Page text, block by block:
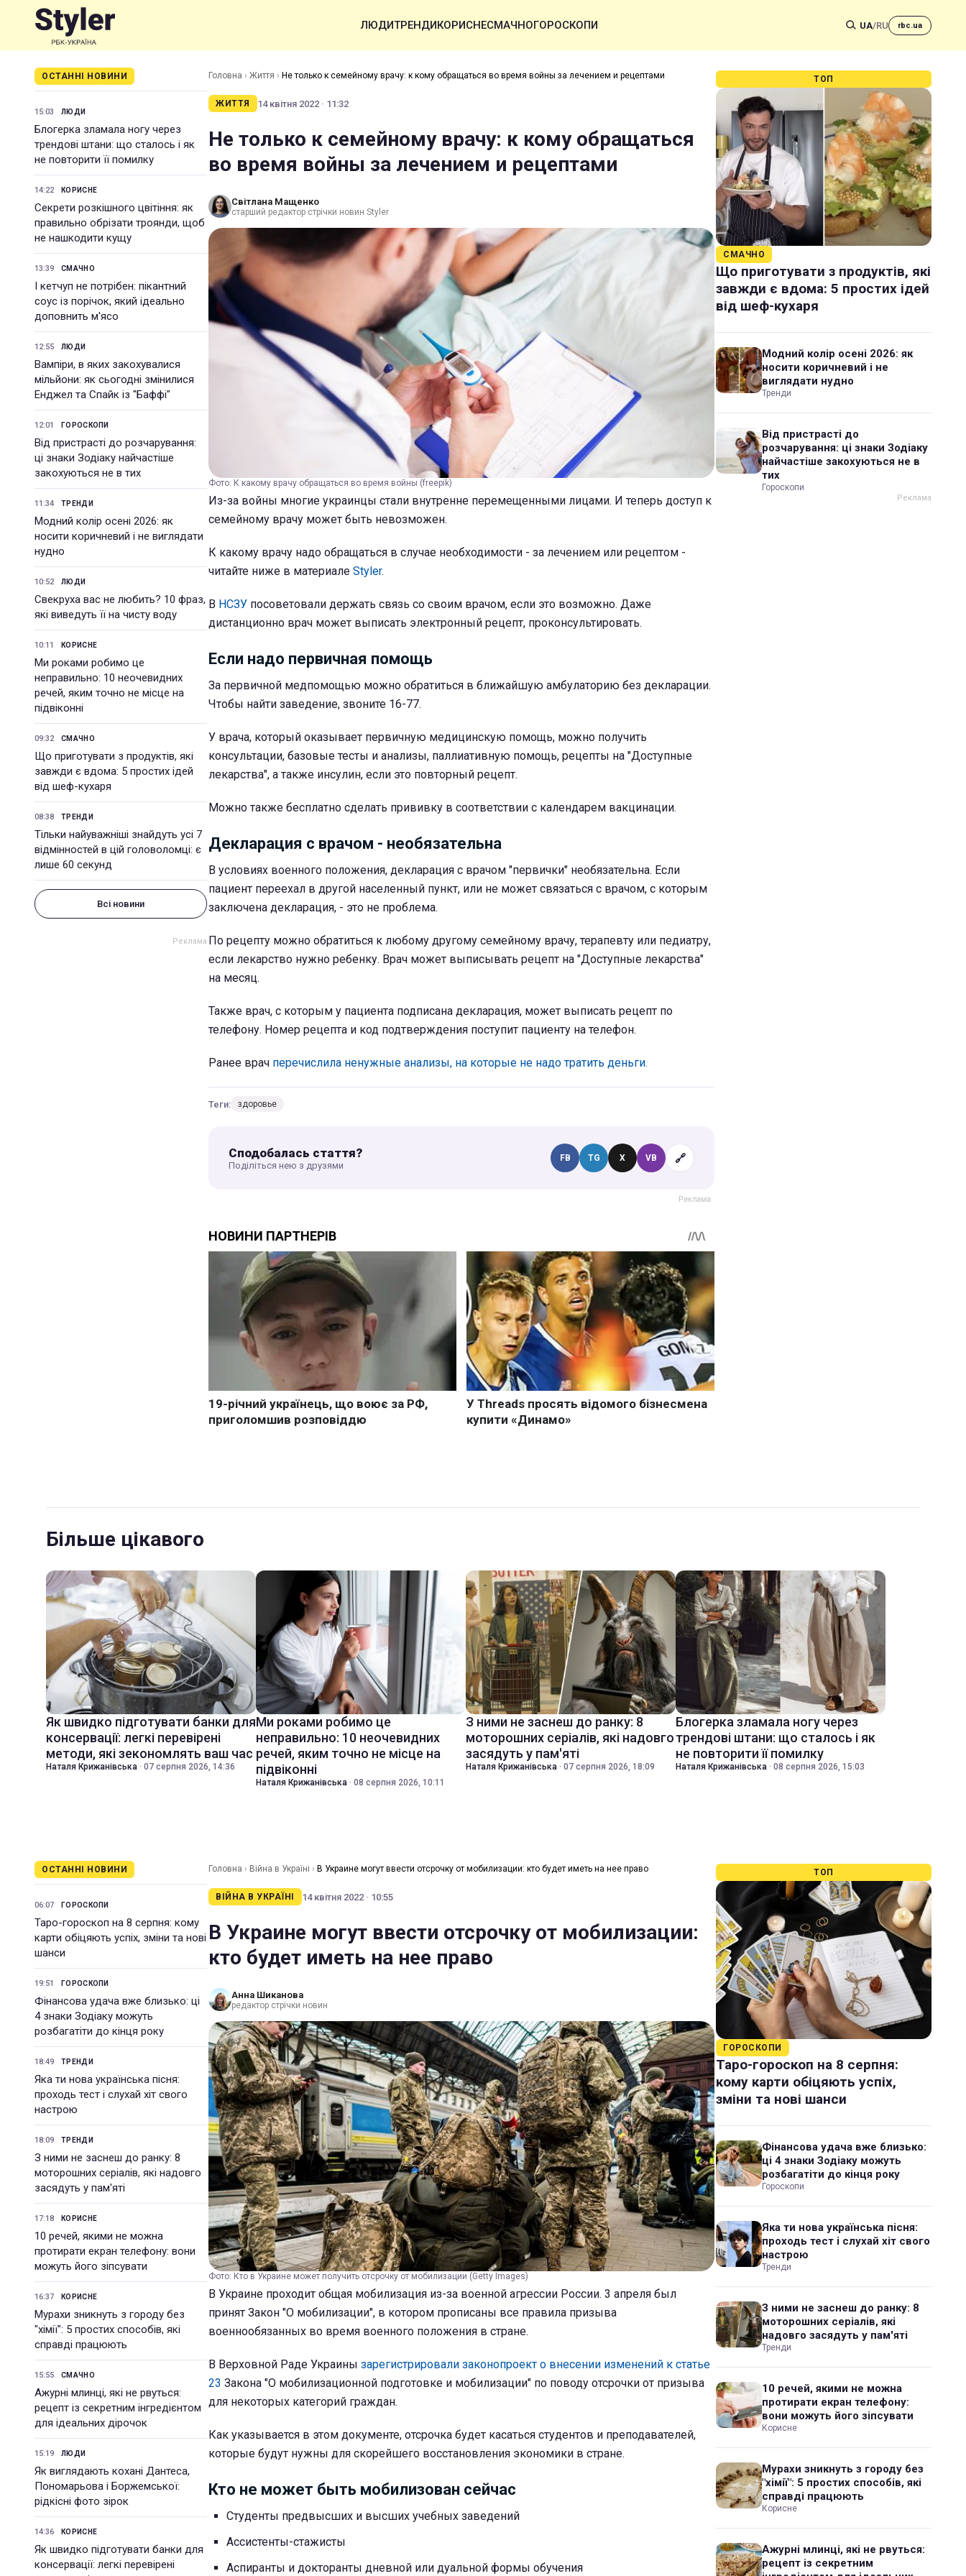
ЛЮДИТРЕНДИКОРИСНЕСМАЧНОГОРОСКОПИ UA/RU rbc.ua
ОСТАННІ НОВИНИ
15:03 ЛЮДИ
Блогерка зламала ногу через
трендові штани: що сталось і як
не повторити її помилку
14:22 КОРИСНЕ
Секрети розкішного цвітіння: як
правильно обрізати троянди, щоб
не нашкодити кущу
13:39 СМАЧНО
І кетчуп не потрібен: пікантний
соус із порічок, який ідеально
доповнить м'ясо
12:55 ЛЮДИ
Вампіри, в яких закохувалися
мільйони: як сьогодні змінилися
Енджел та Спайк із "Баффі"
12:01 ГОРОСКОПИ
Від пристрасті до розчарування:
ці знаки Зодіаку найчастіше
закохуються не в тих
11:34 ТРЕНДИ
Модний колір осені 2026: як
носити коричневий і не виглядати
нудно
10:52 ЛЮДИ
Свекруха вас не любить? 10 фраз,
які виведуть її на чисту воду
10:11 КОРИСНЕ
Ми роками робимо це
неправильно: 10 неочевидних
речей, яким точно не місце на
підвіконні
09:32 СМАЧНО
Що приготувати з продуктів, які
завжди є вдома: 5 простих ідей
від шеф-кухаря
08:38 ТРЕНДИ
Тільки найуважніші знайдуть усі 7
відмінностей в цій головоломці: є
лише 60 секунд
Всі новини
Головна › Життя › Не только к семейному врачу: к кому обращаться во время войны за лечением и рецептами
ЖИТТЯ 14 квітня 2022 · 11:32
Не только к семейному врачу: к кому обращаться
во время войны за лечением и рецептами
Світлана Мащенко
старший редактор стрічки новин Styler
Фото: К какому врачу обращаться во время войны (freepik)
Из-за войны многие украинцы стали внутренне перемещенными лицами. И теперь доступ к
семейному врачу может быть невозможен.
К какому врачу надо обращаться в случае необходимости - за лечением или рецептом -
читайте ниже в материале Styler.
В НСЗУ посоветовали держать связь со своим врачом, если это возможно. Даже
дистанционно врач может выписать электронный рецепт, проконсультировать.
Если надо первичная помощь
За первичной медпомощью можно обратиться в ближайшую амбулаторию без декларации.
Чтобы найти заведение, звоните 16-77.
У врача, который оказывает первичную медицинскую помощь, можно получить
консультации, базовые тесты и анализы, паллиативную помощь, рецепты на "Доступные
лекарства", а также инсулин, если это повторный рецепт.
Можно также бесплатно сделать прививку в соответствии с календарем вакцинации.
Декларация с врачом - необязательна
В условиях военного положения, декларация с врачом "первички" необязательна. Если
пациент переехал в другой населенный пункт, или не может связаться с врачом, с которым
заключена декларация, - это не проблема.
По рецепту можно обратиться к любому другому семейному врачу, терапевту или педиатру,
если лекарство нужно ребенку. Врач может выписывать рецепт на "Доступные лекарства"
на месяц.
Также врач, с которым у пациента подписана декларация, может выписать рецепт по
телефону. Номер рецепта и код подтверждения поступит пациенту на телефон.
Ранее врач перечислила ненужные анализы, на которые не надо тратить деньги.
Теги: здоровье
Сподобалась стаття?
Поділіться нею з друзями
FB TG X VB 🔗
ТОП
СМАЧНО
Що приготувати з продуктів, які
завжди є вдома: 5 простих ідей
від шеф-кухаря
Модний колір осені 2026: як
носити коричневий і не
виглядати нудно
Тренди
Від пристрасті до
розчарування: ці знаки Зодіаку
найчастіше закохуються не в
тих
Гороскопи
Більше цікавого
Як швидко підготувати банки для
консервації: легкі перевірені
методи, які зекономлять ваш час
Наталя Крижанівська · 07 серпня 2026, 14:36
Ми роками робимо це
неправильно: 10 неочевидних
речей, яким точно не місце на
підвіконні
Наталя Крижанівська · 08 серпня 2026, 10:11
З ними не заснеш до ранку: 8
моторошних серіалів, які надовго
засядуть у пам'яті
Наталя Крижанівська · 07 серпня 2026, 18:09
Блогерка зламала ногу через
трендові штани: що сталось і як
не повторити її помилку
Наталя Крижанівська · 08 серпня 2026, 15:03
ОСТАННІ НОВИНИ
06:07 ГОРОСКОПИ
Таро-гороскоп на 8 серпня: кому
карти обіцяють успіх, зміни та нові
шанси
19:51 ГОРОСКОПИ
Фінансова удача вже близько: ці
4 знаки Зодіаку можуть
розбагатіти до кінця року
18:49 ТРЕНДИ
Яка ти нова українська пісня:
проходь тест і слухай хіт свого
настрою
18:09 ТРЕНДИ
З ними не заснеш до ранку: 8
моторошних серіалів, які надовго
засядуть у пам'яті
17:18 КОРИСНЕ
10 речей, якими не можна
протирати екран телефону: вони
можуть його зіпсувати
16:37 КОРИСНЕ
Мурахи зникнуть з городу без
"хімії": 5 простих способів, які
справді працюють
15:55 СМАЧНО
Ажурні млинці, які не рвуться:
рецепт із секретним інгредієнтом
для ідеальних дірочок
15:19 ЛЮДИ
Як виглядають кохані Дантеса,
Пономарьова і Боржемської:
рідкісні фото зірок
14:36 КОРИСНЕ
Як швидко підготувати банки для
консервації: легкі перевірені
Головна › Війна в Україні › В Украине могут ввести отсрочку от мобилизации: кто будет иметь на нее право
ВІЙНА В УКРАЇНІ 14 квітня 2022 · 10:55
В Украине могут ввести отсрочку от мобилизации:
кто будет иметь на нее право
Анна Шиканова
редактор стрічки новин
Фото: Кто в Украине может получить отсрочку от мобилизации (Getty Images)
В Украине проходит общая мобилизация из-за военной агрессии России. 3 апреля был
принят Закон "О мобилизации", в котором прописаны все правила призыва
военнообязанных во время военного положения в стране.
В Верховной Раде Украины зарегистрировали законопроект о внесении изменений к статье
23 Закона "О мобилизационной подготовке и мобилизации" по поводу отсрочки от призыва
для некоторых категорий граждан.
Как указывается в этом документе, отсрочка будет касаться студентов и преподавателей,
которые будут нужны для скорейшего восстановления экономики в стране.
Кто не может быть мобилизован сейчас
Студенты предвысших и высших учебных заведений
Ассистенты-стажисты
Аспиранты и докторанты дневной или дуальной формы обучения
ТОП
ГОРОСКОПИ
Таро-гороскоп на 8 серпня:
кому карти обіцяють успіх,
зміни та нові шанси
Фінансова удача вже близько:
ці 4 знаки Зодіаку можуть
розбагатіти до кінця року
Гороскопи
Яка ти нова українська пісня:
проходь тест і слухай хіт свого
настрою
Тренди
З ними не заснеш до ранку: 8
моторошних серіалів, які
надовго засядуть у пам'яті
Тренди
10 речей, якими не можна
протирати екран телефону:
вони можуть його зіпсувати
Корисне
Мурахи зникнуть з городу без
"хімії": 5 простих способів, які
справді працюють
Корисне
Ажурні млинці, які не рвуться:
рецепт із секретним